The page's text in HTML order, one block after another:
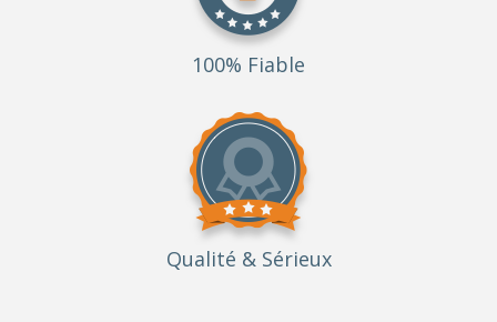
100% Fiable
Qualité & Sérieux